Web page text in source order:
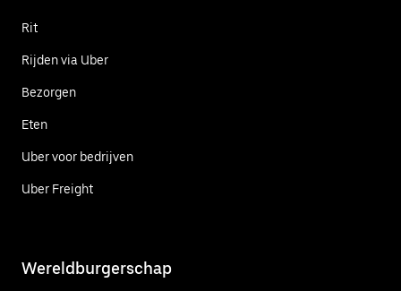
Rit
Rijden via Uber
Bezorgen
Eten
Uber voor bedrijven
Uber Freight
Wereldburgerschap